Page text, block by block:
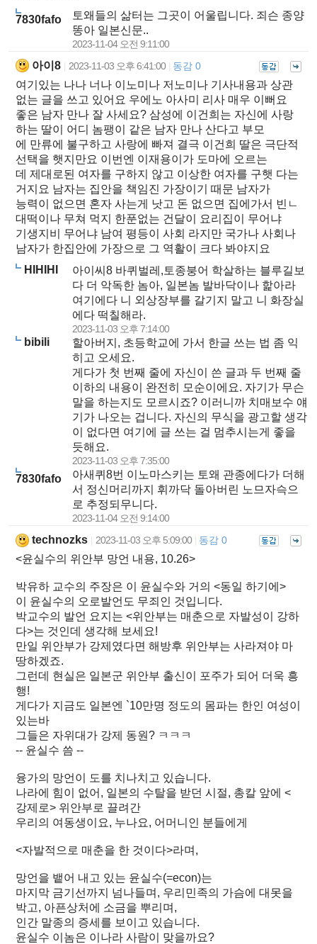
7830fafo
토왜들의 삶터는 그곳이 어울립니다. 죄슨 종양
똥아 일본신문..
2023-11-04 오전 9:11:00
아이8 2023-11-03 오후 6:41:00 동감 0
여기있는 나나 너나 이노미나 저노미나 기사내용과 상관
없는 글을 쓰고 있어요 우에노 아사미 리사 매우 이뻐요
좋은 남자 만나 잘 사세요? 삼성에 이건희는 자신에 사랑
하는 딸이 어디 놈팽이 같은 남자 만나 산다고 부모
에 만류에 불구하고 사랑에 빠져 결극 이건희 딸은 극단적
선택을 햇지만요 이번엔 이재용이가 도마에 오르는
데 제대로된 여자를 구하지 않고 이상한 여자를 구햇 다는
거지요 남자는 집안을 책임진 가장이기 때문 남자가
능력이 없으면 혼자 사는게 낫고 돈 없으면 집에가서 빈ㄴ
대떡이나 무쳐 먹지 한푼없는 건달이 요리집이 무어냐
기생지비 무어냐 남여 평등이 사회 라지만 국가나 사회나
남자가 한집안에 가장으로 그 역활이 크다 봐야지요
HIHIHI
아이씨8 바퀴벌레,토종붕어 학살하는 블루길보
다 더 악독한 놈아, 일본놈 발바닥이나 핥아라
여기에다 니 외상장부를 갈기지 말고 니 화장실
에다 떡칠해라.
2023-11-03 오후 7:14:00
bibili
할아버지, 초등학교에 가서 한글 쓰는 법 좀 익
히고 오세요.
게다가 첫 번째 줄에 자신이 쓴 글과 두 번째 줄
이하의 내용이 완전히 모순이에요. 자기가 무슨
말을 하는지도 모르시죠? 이러니까 치매보수 얘
기가 나오는 겁니다. 자신의 무식을 광고할 생각
이 없다면 여기에 글 쓰는 걸 멈추시는게 좋을
듯해요.
2023-11-03 오후 7:35:00
7830fafo
아새퀴8번 이노마스키는 토왜 관종에다가 더해
서 정신머리까지 휘까닥 돌아버린 노므자슥으
로 추정되무니다.
2023-11-04 오전 9:14:00
technozks 2023-11-03 오후 5:09:00 동감 0
<윤실수의 위안부 망언 내용, 10.26>
박유하 교수의 주장은 이 윤실수와 거의 <동일 하기에>
이 윤실수의 오로발언도 무죄인 것입니다.
박교수의 발언 요지는 <위안부는 매춘으로 자발성이 강하
다>는 것인데 생각해 보세요!
만일 위안부가 강제였다면 해방후 위안부는 사라져야 마
땅하겠죠.
그런데 현실은 일본군 위안부 출신이 포주가 되어 더욱 흥
행!
게다가 지금도 일본엔 `10만명 정도의 몸파는 한인 여성이
있는바
그들은 자위대가 강제 동원? ㅋㅋㅋ
-- 윤실수 씀 --
융가의 망언이 도를 치나치고 있습니다.
나라에 힘이 없어, 일본의 수탈을 받던 시절, 총칼 앞에 <
강제로> 위안부로 끌려간
우리의 여동생이요, 누나요, 어머니인 분들에게
<자발적으로 매춘을 한 것이다>라며,
망언을 뱉어 내고 있는 윤실수(=econ)는
마지막 금기선까지 넘나들며, 우리민족의 가슴에 대못을
박고, 아픈상처에 소금을 뿌리며,
인간 말종의 증세를 보이고 있습니다.
윤실수 이놈은 이나라 사람이 맞을까요?